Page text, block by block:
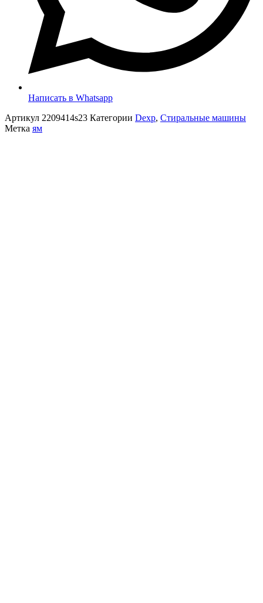
Написать в Whatsapp
Артикул 2209414s23 Категории Dexp, Стиральные машины
Метка ям